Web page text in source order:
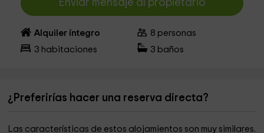
Enviar mensaje al propietario
Alquiler íntegro 8 personas
3 habitaciones 3 baños
¿Preferirías hacer una reserva directa?
Las características de estos alojamientos son muy similares.